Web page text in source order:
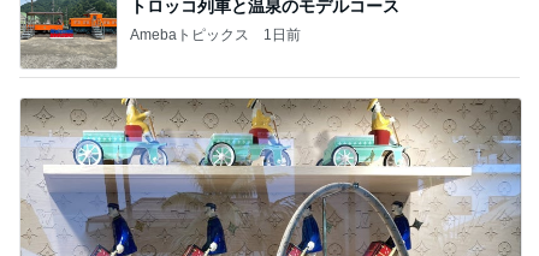
トロッコ列車と温泉のモデルコース
Amebaトピックス 1日前